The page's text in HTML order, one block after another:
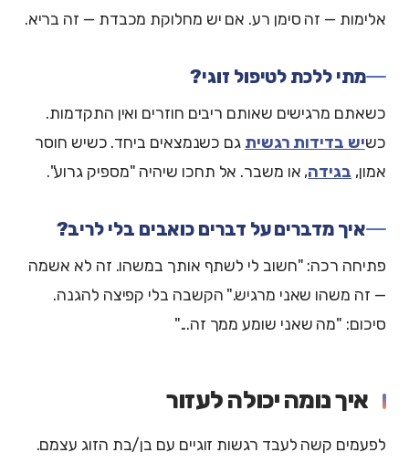
אלימות — זה סימן רע. אם יש מחלוקת מכבדת — זה בריא.
מתי ללכת לטיפול זוגי?
כשאתם מרגישים שאותם ריבים חוזרים ואין התקדמות.
כשיש בדידות רגשית גם כשנמצאים ביחד. כשיש חוסר
אמון, בגידה, או משבר. אל תחכו שיהיה "מספיק גרוע".
איך מדברים על דברים כואבים בלי לריב?
פתיחה רכה: "חשוב לי לשתף אותך במשהו. זה לא אשמה
— זה משהו שאני מרגיש." הקשבה בלי קפיצה להגנה.
סיכום: "מה שאני שומע ממך זה..."
איך נומה יכולה לעזור
לפעמים קשה לעבד רגשות זוגיים עם בן/בת הזוג עצמם.